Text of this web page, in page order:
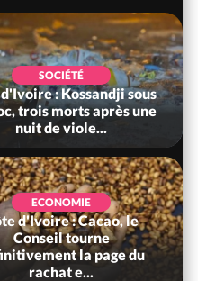
SOCIÉTÉ
: Kossandji sous
trois morts après une
nuit de viole...
ECONOMIE
d'Ivoire : Cacao, le
Conseil tourne
la page du
rachat e...